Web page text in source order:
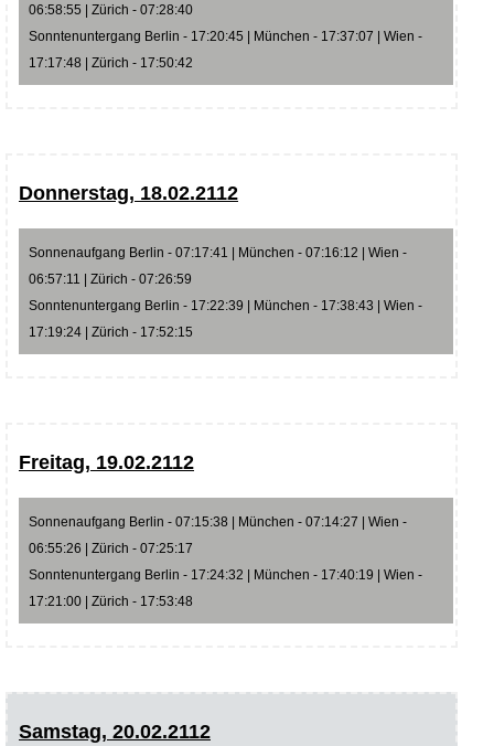
06:58:55 | Zürich - 07:28:40
Sonntenuntergang Berlin - 17:20:45 | München - 17:37:07 | Wien -
17:17:48 | Zürich - 17:50:42
Donnerstag, 18.02.2112
Sonnenaufgang Berlin - 07:17:41 | München - 07:16:12 | Wien -
06:57:11 | Zürich - 07:26:59
Sonntenuntergang Berlin - 17:22:39 | München - 17:38:43 | Wien -
17:19:24 | Zürich - 17:52:15
Freitag, 19.02.2112
Sonnenaufgang Berlin - 07:15:38 | München - 07:14:27 | Wien -
06:55:26 | Zürich - 07:25:17
Sonntenuntergang Berlin - 17:24:32 | München - 17:40:19 | Wien -
17:21:00 | Zürich - 17:53:48
Samstag, 20.02.2112